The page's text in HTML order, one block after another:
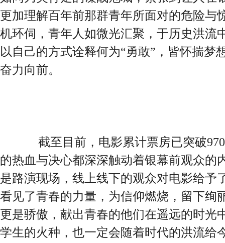
更加理解百年前那群青年所面对的危险与
机环伺，青年人如微光汇聚，于历史洪流
以自己的方式诠释何为“勇敢”，皆怀揣梦
奋力向前。
截至目前，电影累计票房已突破
的热血与决心都深深触动着银幕前观众的
是路演现场，线上线下的观众对电影给予
看见了青春的力量，为信仰燃烧，留下绚
更是骄傲，献出青春的他们在遥远的时光
学生的火种，也一定会随着时代的洪流给